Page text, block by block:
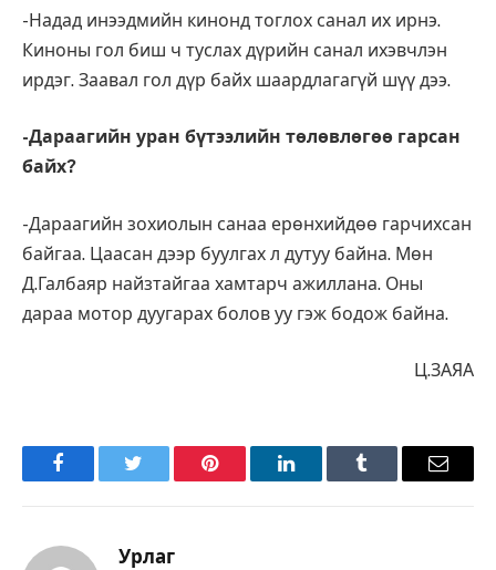
-Надад инээдмийн кинонд тоглох санал их ирнэ.
Киноны гол биш ч туслах дүрийн санал ихэвчлэн
ирдэг. Заавал гол дүр байх шаардлагагүй шүү дээ.
-Дараагийн уран бүтээлийн төлөвлөгөө гарсан
байх?
-Дараагийн зохиолын санаа ерөнхийдөө гарчихсан
байгаа. Цаасан дээр буулгах л дутуу байна. Мөн
Д.Галбаяр найзтайгаа хамтарч ажиллана. Оны
дараа мотор дуугарах болов уу гэж бодож байна.
Ц.ЗАЯА
FacebookTwitter Pinterest LinkedInTumblr Имэйл
Урлаг